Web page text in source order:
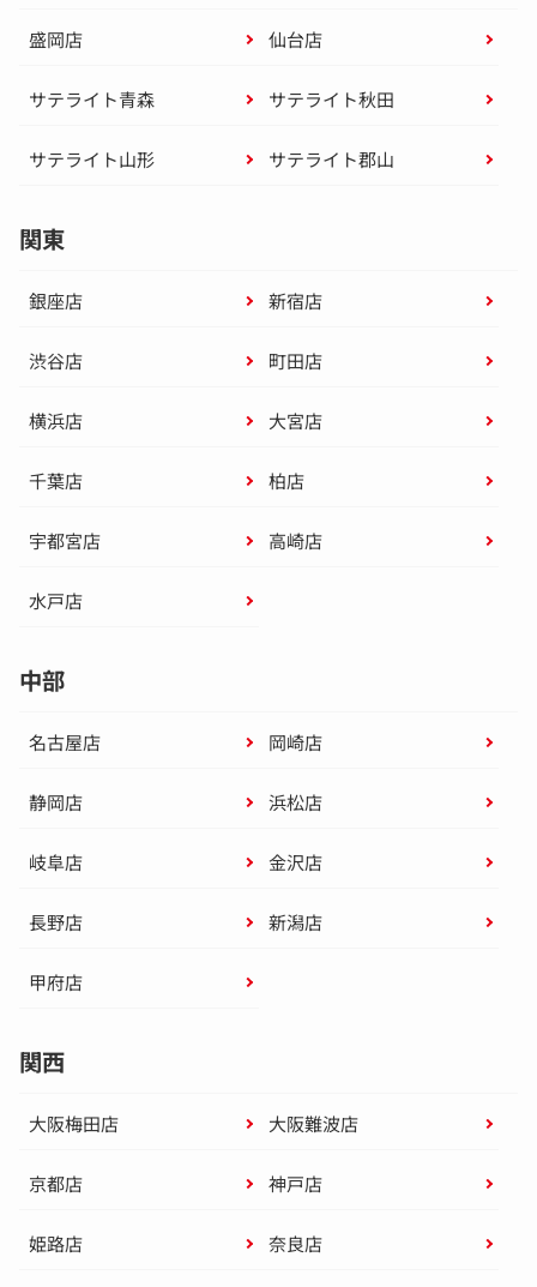
盛岡店 仙台店
サテライト青森 サテライト秋田
サテライト山形 サテライト郡山
関東
銀座店 新宿店
渋谷店 町田店
横浜店 大宮店
千葉店 柏店
宇都宮店 高崎店
水戸店
中部
名古屋店 岡崎店
静岡店 浜松店
岐阜店 金沢店
長野店 新潟店
甲府店
関西
大阪梅田店 大阪難波店
京都店 神戸店
姫路店 奈良店